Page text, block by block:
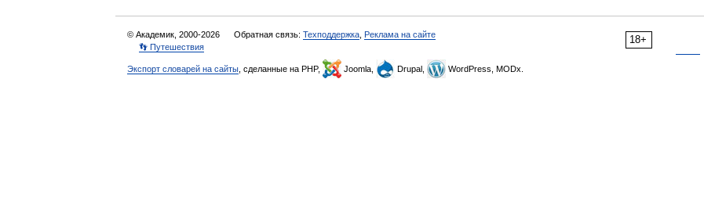
18+
© Академик, 2000-2026 Обратная связь: Техподдержка Реклама на сайте
👣 Путешествия
Экспорт словарей на сайты , сделанные на PHP, Joomla, Drupal, WordPress, MODx.